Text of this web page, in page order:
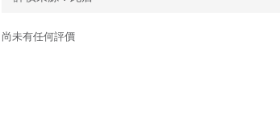
尚未有任何評價